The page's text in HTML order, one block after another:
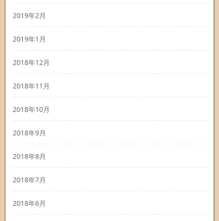
2019年2月
2019年1月
2018年12月
2018年11月
2018年10月
2018年9月
2018年8月
2018年7月
2018年6月